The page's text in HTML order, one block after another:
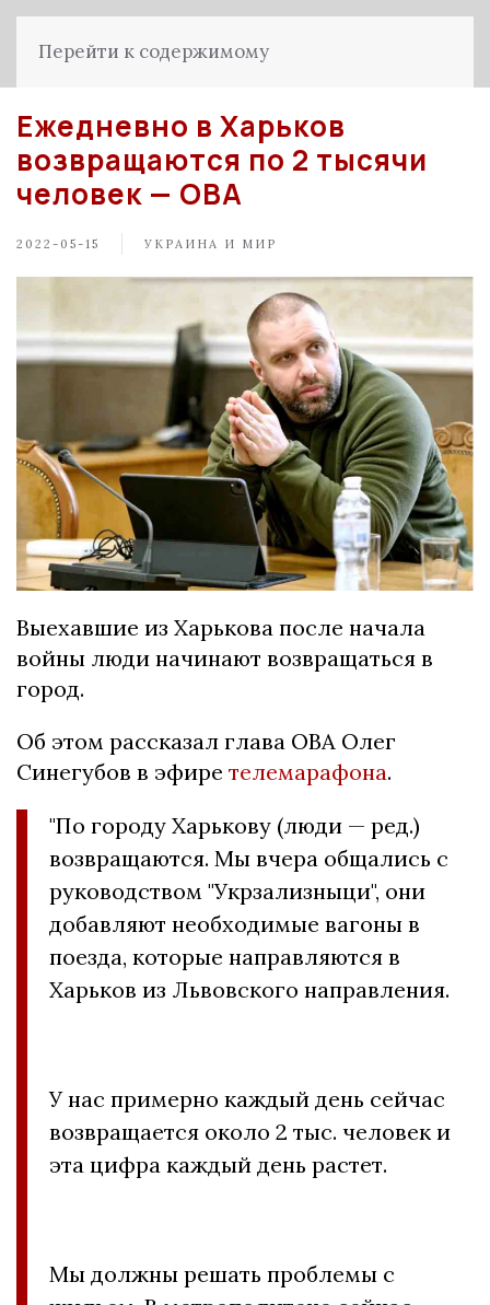
Перейти к содержимому
Ежедневно в Харьков
возвращаются по 2 тысячи
человек — ОВА
2022-05-15 УКРАИНА И МИР
Выехавшие из Харькова после начала
войны люди начинают возвращаться в
город.
Об этом рассказал глава ОВА Олег
Синегубов в эфире телемарафона.
"По городу Харькову (люди — ред.)
возвращаются. Мы вчера общались с
руководством "Укрзализныци", они
добавляют необходимые вагоны в
поезда, которые направляются в
Харьков из Львовского направления.
У нас примерно каждый день сейчас
возвращается около 2 тыс. человек и
эта цифра каждый день растет.
Мы должны решать проблемы с